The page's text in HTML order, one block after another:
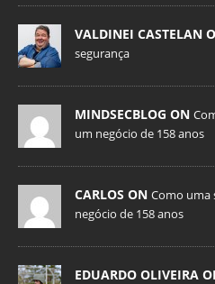
VALDINEI CASTELAN
segurança
MINDSECBLOG ON
um negócio de 158 anos
CARLOS ON Como uma
negócio de 158 anos
EDUARDO OLIVEIRA